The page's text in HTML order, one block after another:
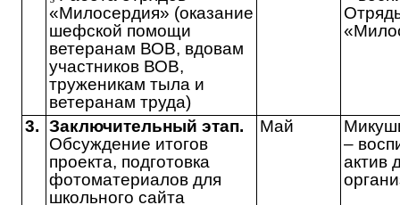
«Милосердия» (оказание
шефской помощи
ветеранам ВОВ, вдовам
участников ВОВ,
труженикам тыла и
ветеранам труда)
3. Заключительный этап.
Обсуждение итогов
проекта, подготовка
фотоматериалов для
школьного сайта
Май
–
актив